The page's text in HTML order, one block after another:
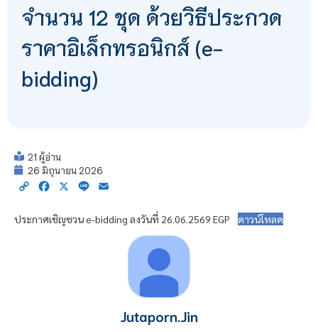
จำนวน 12 ชุด ด้วยวิธีประกวด
ราคาอิเล็กทรอนิกส์ (e-
bidding)
21 ผู้อ่าน
26 มิถุนายน 2026
Copy Facebook
X Line
ประกาศเชิญชวน e-bidding ลงวันที่ 26.06.2569 EGP ดาวน์โหลด
Jutaporn.Jin